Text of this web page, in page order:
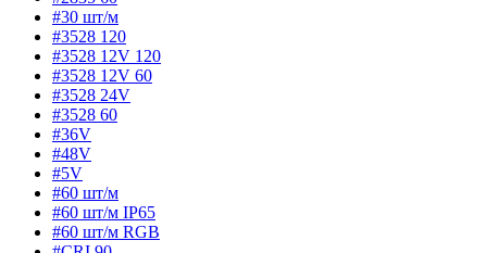
#30 шт/м
#3528 120
#3528 12V 120
#3528 12V 60
#3528 24V
#3528 60
#36V
#48V
#5V
#60 шт/м
#60 шт/м IP65
#60 шт/м RGB